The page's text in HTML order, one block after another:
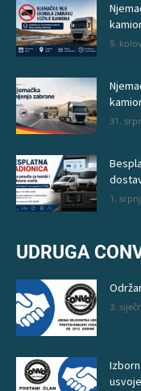
9.
31.
1.
UDRUGA
3.